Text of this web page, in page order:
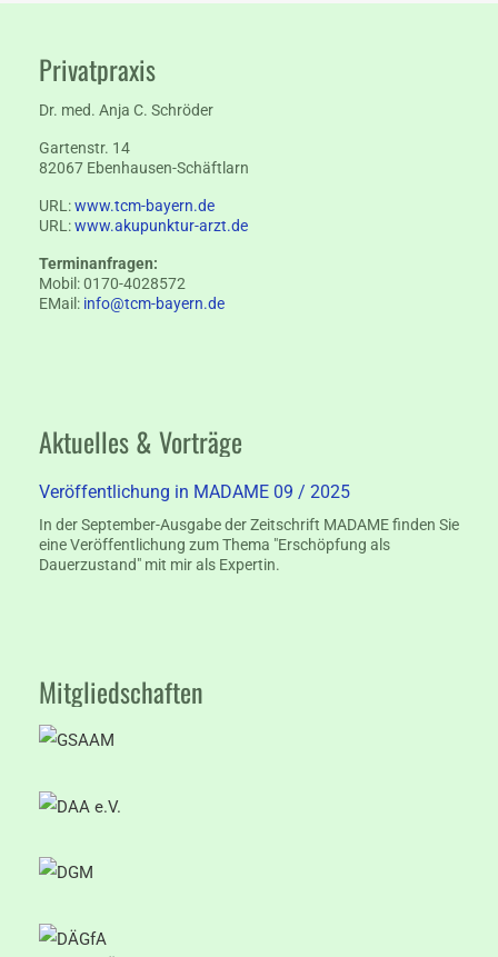
Privatpraxis
Dr. med. Anja C. Schröder
Gartenstr. 14
82067 Ebenhausen-Schäftlarn
URL:www.tcm-bayern.de
URL:www.akupunktur-arzt.de
Terminanfragen:
Mobil: 0170-4028572
EMail: info@tcm-bayern.de
Aktuelles & Vorträge
Veröffentlichung in MADAME 09 / 2025
In der September-Ausgabe der Zeitschrift MADAME finden Sie
eine Veröffentlichung zum Thema "Erschöpfung als
Dauerzustand" mit mir als Expertin.
Mitgliedschaften